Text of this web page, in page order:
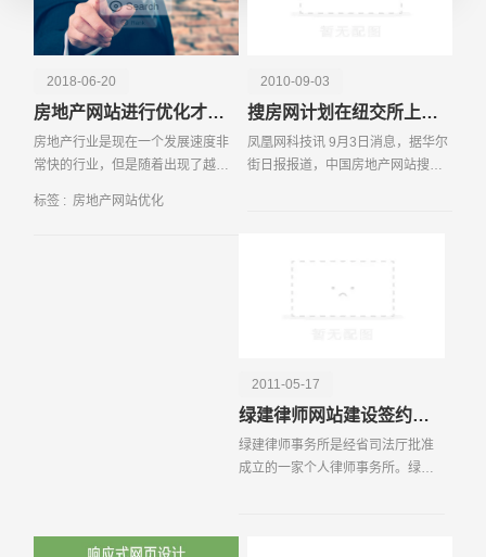
2018-06-20
房地产网站进行优化才可以吸引目标客户
房地产行业是现在一个发展速度非
常快的行业，但是随着出现了越来
都在想办法增加自己品牌的曝光度
标签 : 房地产网站优化
2010-09-03
搜房网计划在纽交所上市 拟募资1.2亿美元
凤凰网科技讯 9月3日消息，据华尔
街日报报道，中国房地产网站搜房
2011-05-17
绿建律师网站建设签约易百讯科技
绿建律师事务所是经省司法厅批准
成立的一家个人律师事务所。绿建